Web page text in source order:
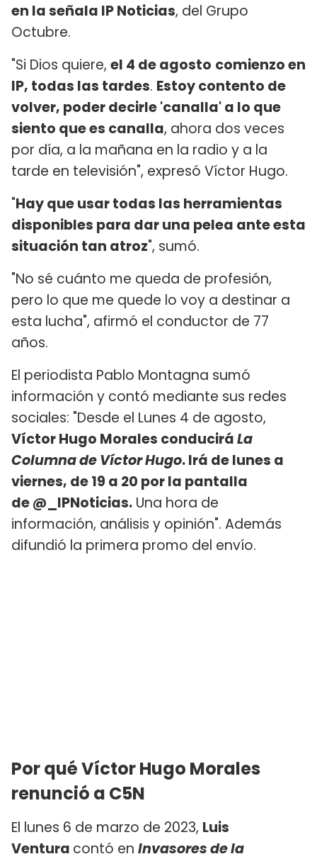
en la señala IP Noticias, del Grupo
Octubre.
"Si Dios quiere, el 4 de agosto comienzo en
IP, todas las tardes. Estoy contento de
volver, poder decirle 'canalla' a lo que
siento que es canalla, ahora dos veces
por día, a la mañana en la radio y a la
tarde en televisión", expresó Víctor Hugo.
"Hay que usar todas las herramientas
disponibles para dar una pelea ante esta
situación tan atroz", sumó.
"No sé cuánto me queda de profesión,
pero lo que me quede lo voy a destinar a
esta lucha", afirmó el conductor de 77
años.
El periodista Pablo Montagna sumó
información y contó mediante sus redes
sociales: "Desde el Lunes 4 de agosto,
Víctor Hugo Morales conduciráLa
Columna de Víctor Hugo. Irá de lunes a
viernes, de 19 a 20 por la pantalla
de @_IPNoticias. Una hora de
información, análisis y opinión". Además
difundió la primera promo del envío.
Por qué Víctor Hugo Morales
renunció a C5N
El lunes 6 de marzo de 2023, Luis
Ventura contó en Invasores de la